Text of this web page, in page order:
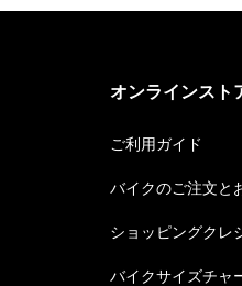
オンラインスト
ご利用ガイド
バイクのご注文と
ショッピングクレ
バイクサイズチャ